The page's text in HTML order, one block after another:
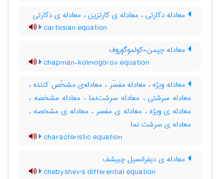
معادله دکارتی ، معادله ی کارتزین ، معادله ی دکارتی
cartesian equation
معادله چپمن-کولموگوروف
chapman-kolmogorov equation
معادله ویژه ، معادله مفسّر ، معادله‌ی مشخّص کننده ،
معادله سرشتی ، معادله سرشت‌نما ، معادله مشخصه ،
معادله ی ویژه ، معادله ی مفسر ، معادله ی مشخصه ،
معادله ی سرشت نما
characteristic equation
معادله ی دیفرانسیل چبیشف
chebyshev's differential equation